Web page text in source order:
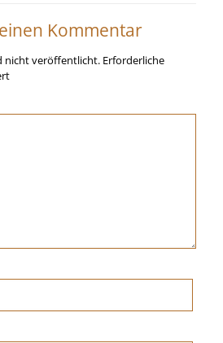
Kommentar
nicht veröffentlicht. Erforderliche